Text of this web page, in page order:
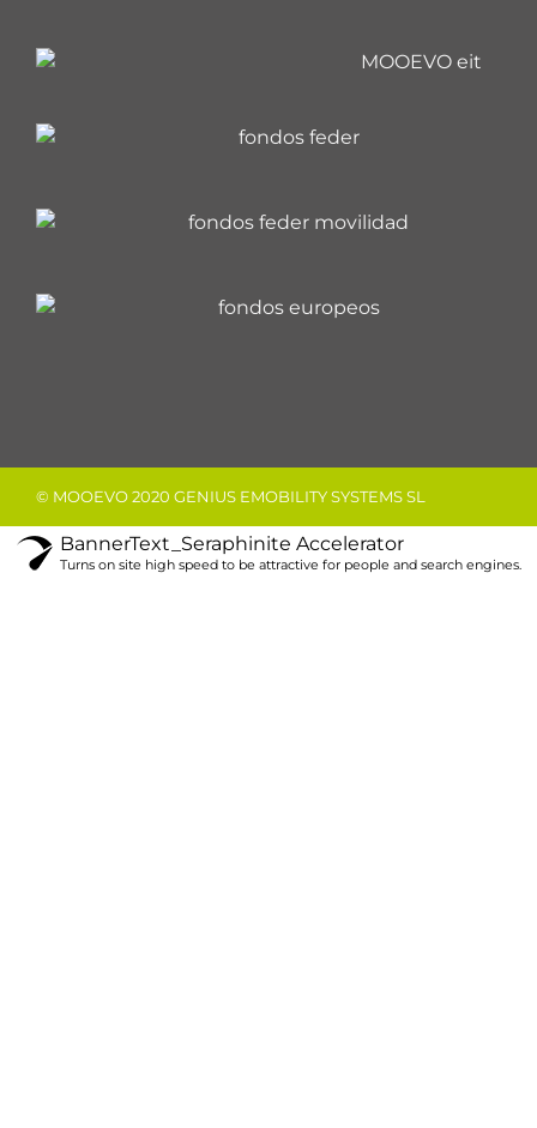
© MOOEVO 2020 GENIUS EMOBILITY SYSTEMS SL
BannerText_Seraphinite Accelerator
Turns on site high speed to be attractive for people and search engines.